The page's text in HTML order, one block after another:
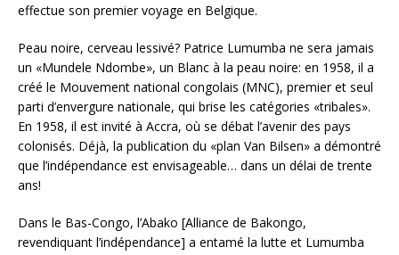
effectue son premier voyage en Belgique.
Peau noire, cerveau lessivé? Patrice Lumumba ne sera jamais
un «Mundele Ndombe», un Blanc à la peau noire: en 1958, il a
créé le Mouvement national congolais (MNC), premier et seul
parti d’envergure nationale, qui brise les catégories «tribales».
En 1958, il est invité à Accra, où se débat l’avenir des pays
colonisés. Déjà, la publication du «plan Van Bilsen» a démontré
que l’indépendance est envisageable… dans un délai de trente
ans!
Dans le Bas-Congo, l’Abako [Alliance de Bakongo,
revendiquant l’indépendance] a entamé la lutte et Lumumba